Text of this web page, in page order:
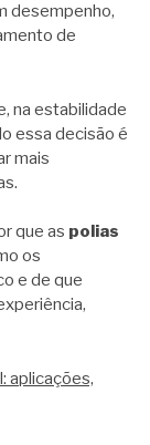
desempenho,
de
na estabilidade
essa decisão é
mais
que as polias
os
e de que
aplicações,